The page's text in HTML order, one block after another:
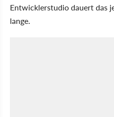
Entwicklerstudio dauert das
lange.